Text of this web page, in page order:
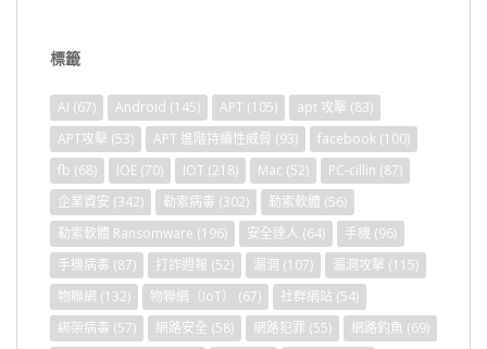
標籤
AI (67) Android (145) APT (105) apt 攻擊 (83)
APT攻擊 (53) APT 進階持續性威脅 (93) facebook (100)
fb (68) IOE (70) IOT (218) Mac (52) PC-cillin (87)
企業資安 (342) 勒索病毒 (302) 勒索軟體 (56)
勒索軟體 Ransomware (196) 安全達人 (64) 手機 (96)
手機病毒 (87) 打詐週報 (52) 漏洞 (107) 漏洞攻擊 (115)
物聯網 (132) 物聯網（IoT） (67) 社群網站 (54)
綁架病毒 (57) 網路安全 (58) 網路犯罪 (55) 網路釣魚 (69)